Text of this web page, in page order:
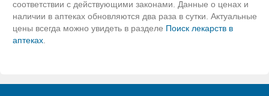
соответствии с действующими законами. Данные о ценах и
наличии в аптеках обновляются два раза в сутки. Актуальные
цены всегда можно увидеть в разделе Поиск лекарств в
аптеках